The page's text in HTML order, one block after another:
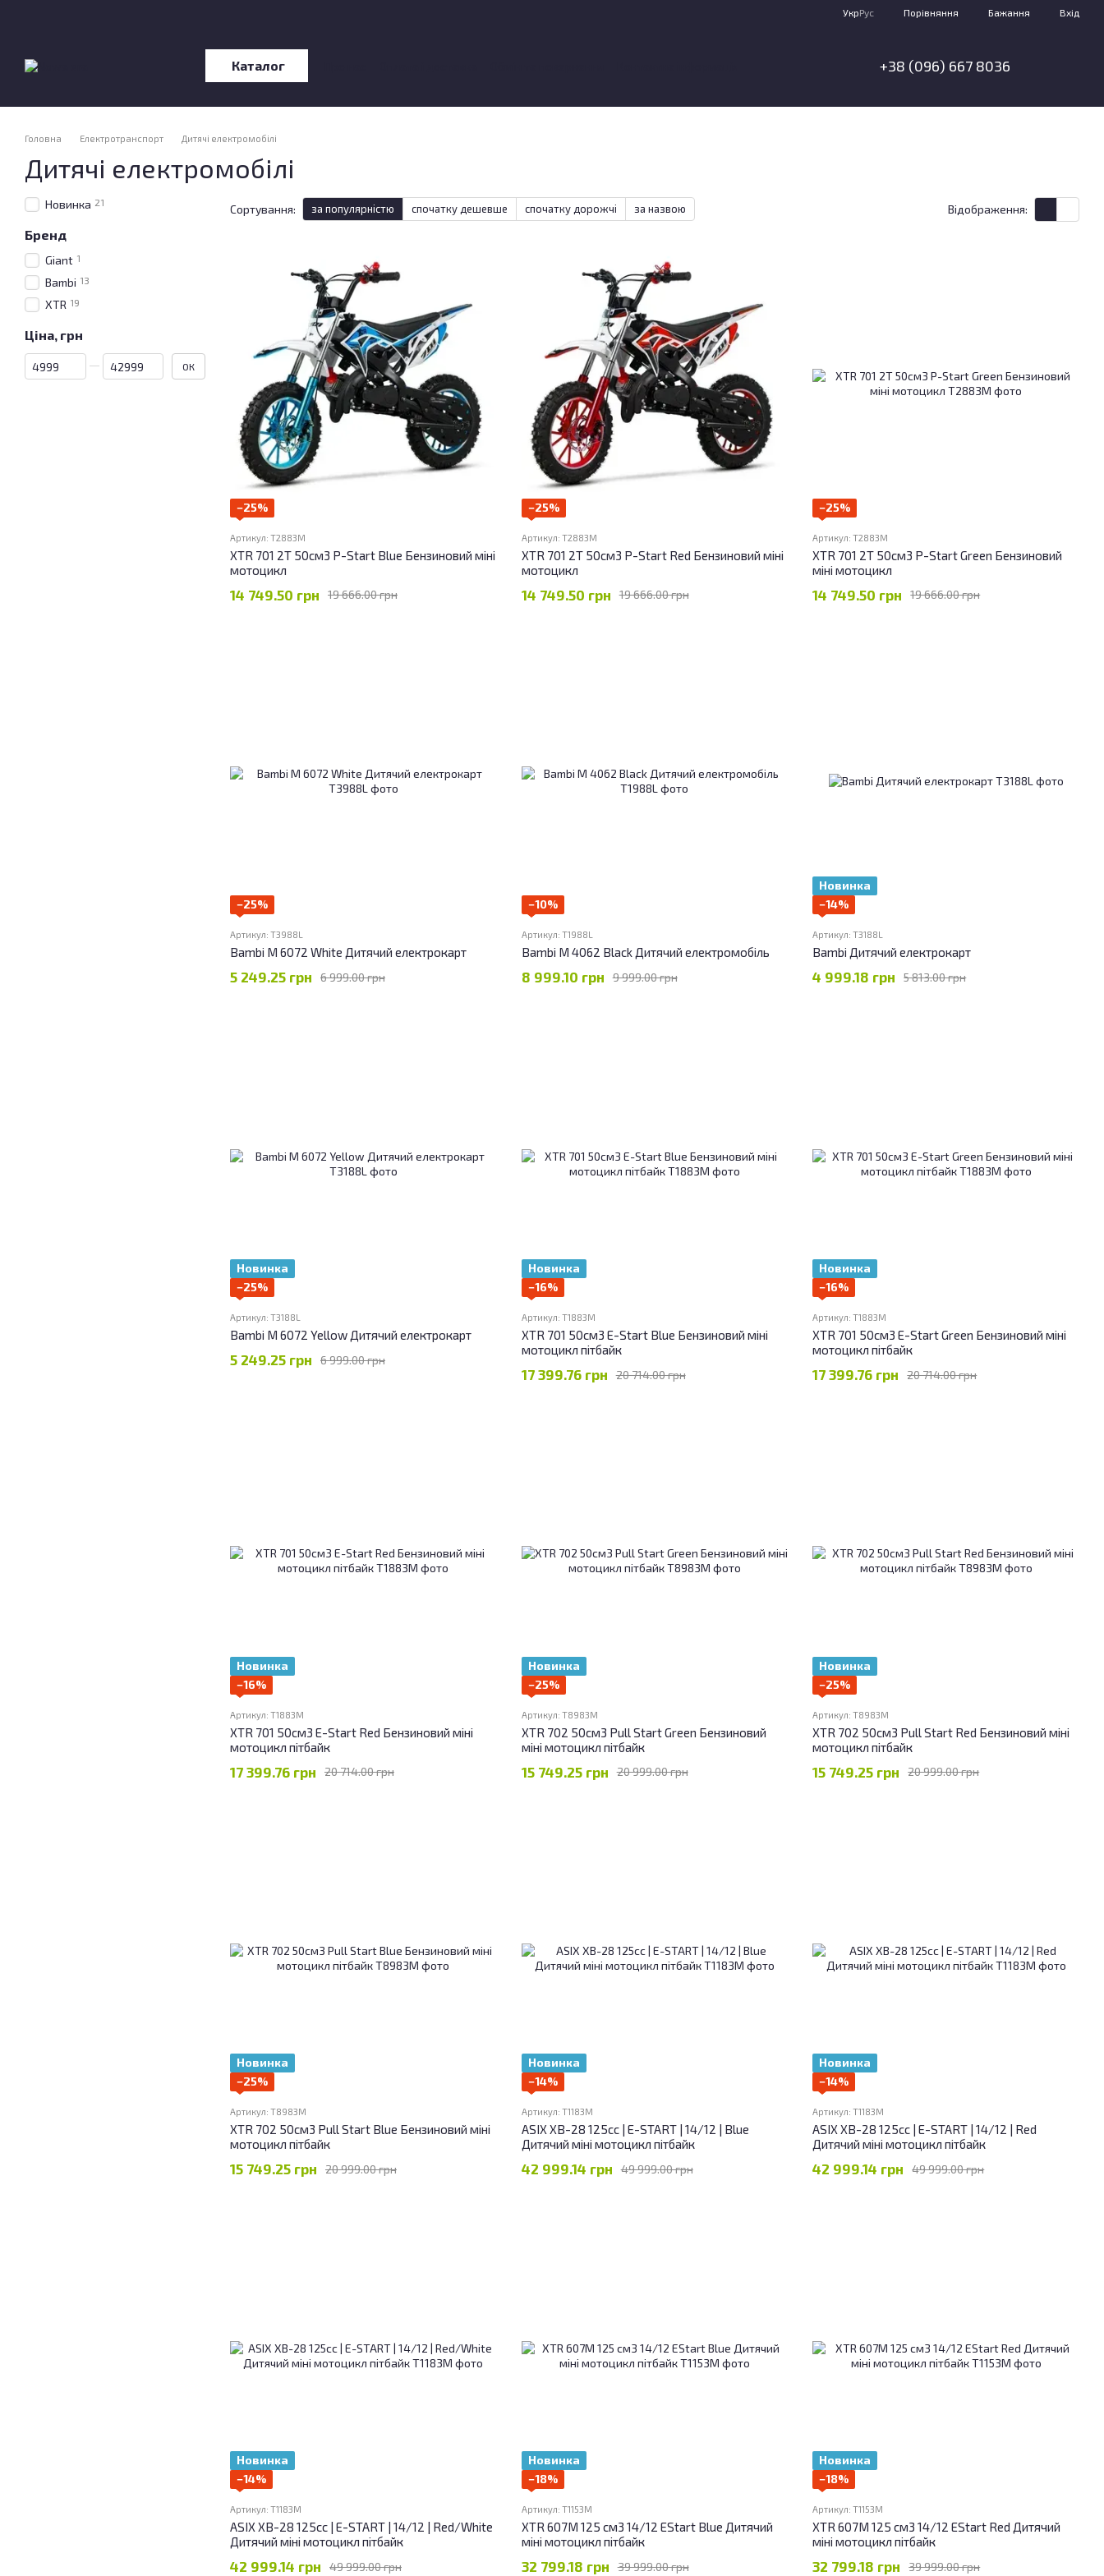
УкрРус Порівняння Бажання Вхід
Каталог +38 (096) 667 8036
Головна Електротранспорт Дитячі електромобілі
Дитячі електромобілі
Сортування: за популярністю спочатку дешевше спочатку дорожчі за назвою Відображення:
−25%
Артикул: T2883M
XTR 701 2T 50см3 P-Start Blue Бензиновий міні
мотоцикл
19 666.00 грн
14 749.50 грн
−25%
Артикул: T2883M
XTR 701 2T 50см3 P-Start Red Бензиновий міні
мотоцикл
19 666.00 грн
14 749.50 грн
−25%
Артикул: T2883M
XTR 701 2T 50см3 P-Start Green Бензиновий
міні мотоцикл
19 666.00 грн
14 749.50 грн
−25%
Артикул: T3988L
Bambi M 6072 White Дитячий електрокарт
6 999.00 грн
5 249.25 грн
−10%
Артикул: T1988L
Bambi M 4062 Black Дитячий електромобіль
9 999.00 грн
8 999.10 грн
Новинка
−14%
Артикул: T3188L
Bambi Дитячий електрокарт
5 813.00 грн
4 999.18 грн
Новинка
−25%
Артикул: T3188L
Bambi M 6072 Yellow Дитячий електрокарт
6 999.00 грн
5 249.25 грн
Новинка
−16%
Артикул: T1883M
XTR 701 50см3 E-Start Blue Бензиновий міні
мотоцикл пітбайк
20 714.00 грн
17 399.76 грн
Новинка
−16%
Артикул: T1883M
XTR 701 50см3 E-Start Green Бензиновий міні
мотоцикл пітбайк
20 714.00 грн
17 399.76 грн
Новинка
−16%
Артикул: T1883M
XTR 701 50см3 E-Start Red Бензиновий міні
мотоцикл пітбайк
20 714.00 грн
17 399.76 грн
Новинка
−25%
Артикул: T8983M
XTR 702 50см3 Pull Start Green Бензиновий
міні мотоцикл пітбайк
20 999.00 грн
15 749.25 грн
Новинка
−25%
Артикул: T8983M
XTR 702 50см3 Pull Start Red Бензиновий міні
мотоцикл пітбайк
20 999.00 грн
15 749.25 грн
Новинка
−25%
Артикул: T8983M
XTR 702 50см3 Pull Start Blue Бензиновий міні
мотоцикл пітбайк
20 999.00 грн
15 749.25 грн
Новинка
−14%
Артикул: T1183M
ASIX XB-28 125сс | E-START | 14/12 | Blue
Дитячий міні мотоцикл пітбайк
49 999.00 грн
42 999.14 грн
Новинка
−14%
Артикул: T1183M
ASIX XB-28 125сс | E-START | 14/12 | Red
Дитячий міні мотоцикл пітбайк
49 999.00 грн
42 999.14 грн
Новинка
−14%
Артикул: T1183M
ASIX XB-28 125сс | E-START | 14/12 | Red/White
Дитячий міні мотоцикл пітбайк
49 999.00 грн
42 999.14 грн
Новинка
−18%
Артикул: T1153M
XTR 607M 125 см3 14/12 EStart Blue Дитячий
міні мотоцикл пітбайк
39 999.00 грн
32 799.18 грн
Новинка
−18%
Артикул: T1153M
XTR 607M 125 см3 14/12 EStart Red Дитячий
міні мотоцикл пітбайк
39 999.00 грн
32 799.18 грн
Новинка 21
Бренд
Giant 1
Bambi 13
XTR 19
Ціна, грн
Від Ціна, грн
До Ціна, грн ОК